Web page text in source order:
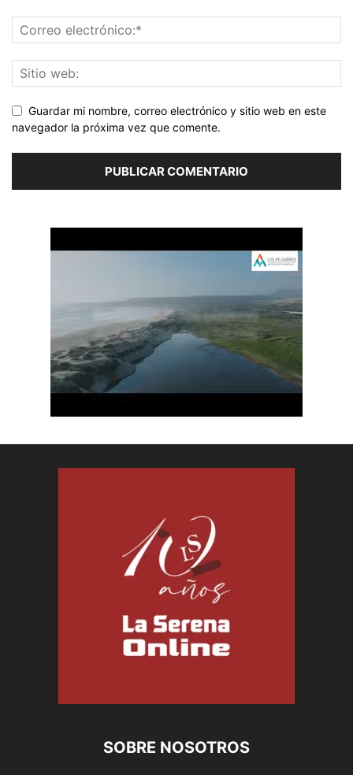
Guardar mi nombre, correo electrónico y sitio web en este
navegador la próxima vez que comente.
SOBRE NOSOTROS